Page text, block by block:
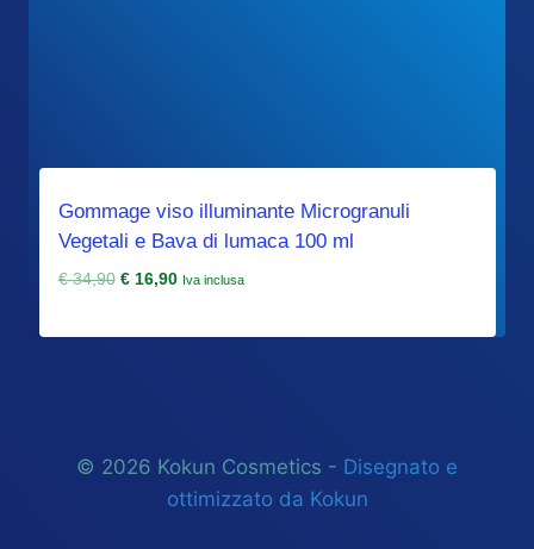
Gommage viso illuminante Microgranuli
Vegetali e Bava di lumaca 100 ml
€34,90 Il
€16,90IlIva inclusa
© 2026 Kokun Cosmetics - Disegnato e
ottimizzato da Kokun